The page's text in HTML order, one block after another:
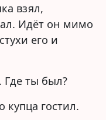
взял,
Идёт он мимо
его и
ты был?
купца гостил.